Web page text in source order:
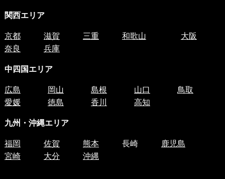
関西エリア
京都 滋賀 三重 和歌山
大阪
奈良
兵庫
中四国エリア
広島 岡山 島根 山口
鳥取
愛媛
徳島 香川 高知
九州・沖縄エリア
福岡 佐賀 熊本 長崎
鹿児島
宮崎
大分 沖縄